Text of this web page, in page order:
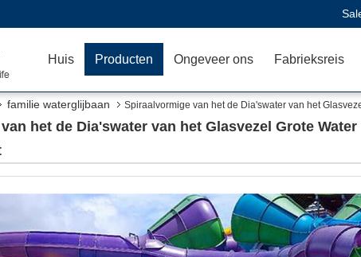
Huis Producten Ongeveer ons Fabrieksreis
familie waterglijbaan Spiraalvormige van het de Dia'swater van het
het de Dia'swater van het Glasvezel Grote